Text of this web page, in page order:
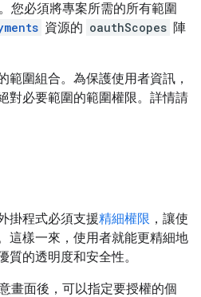
您必須將專案所需的所有範圍
資源的 oauthScopes 陣
範圍組合。為保護使用者資訊，
對必要範圍的範圍權限。詳情請
掛程式必須支援精細權限 ，讓使
這樣一來，使用者就能更精細地
質的透明度和安全性。
畫面後，可以指定要授權的個